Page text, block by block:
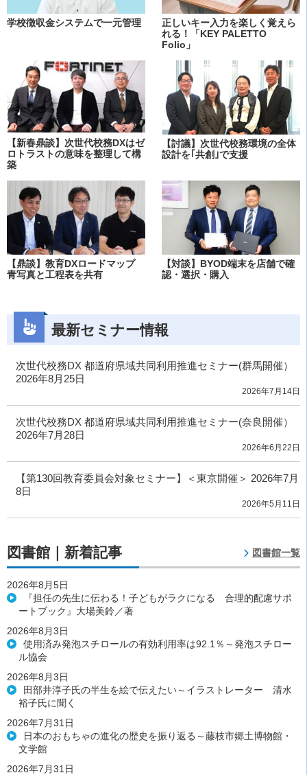
学校徴収金システムで一元管理
正しいキー入力を楽しく覚えら
れる！「KEY PALETTO
Folio」
【新春鼎談】次世代校務DXはゼ
ロトラストの意味を整理して構
築
【討議】次世代校務環境の全体
設計を｢共創｣で支援
【鼎談】教育DXロードマップ
青写真と工程表を共有
【対談】BYOD端末を店舗で確
認・選択・購入
最新セミナー情報
次世代校務DX 都道府県域共同利用推進セミナー(群馬開催）
2026年8月25日
2026年7月14日
次世代校務DX 都道府県域共同利用推進セミナー(奈良開催）
2026年7月28日
2026年6月22日
【第130回教育委員会対象セミナー】＜東京開催＞ 2026年7月
8日
2026年5月11日
図書館｜新着記事 図書館一覧
2026年8月5日
『担任の先生に伝わる！子どもがラクになる 合理的配慮サポ
ートブック』大場美鈴／著
2026年8月3日
使用済み発泡スチロールの有効利用率は92.1％～発泡スチロー
ル協会
2026年8月3日
田部井淳子氏の半生を絵で伝えたい～イラストレーター 清水
裕子氏に聞く
2026年7月31日
日本のおもちゃの進化の歴史を振り返る～藤枝市郷土博物館・
文学館
2026年7月31日